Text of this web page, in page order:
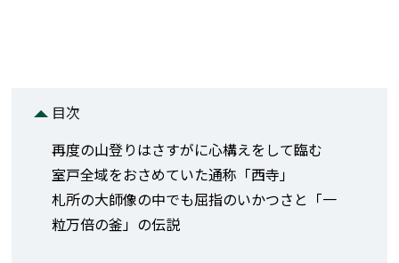
目次
再度の山登りはさすがに心構えをして臨む
室戸全域をおさめていた通称「西寺」
札所の大師像の中でも屈指のいかつさと「一
粒万倍の釜」の伝説